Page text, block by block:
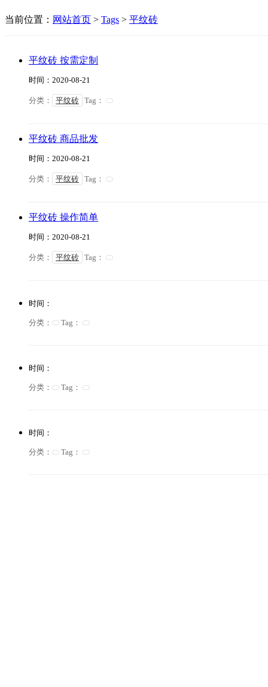
当前位置： 网站首页 > Tags > 平纹砖
平纹砖 按需定制
时间：2020-08-21
分类： 平纹砖 Tag：
平纹砖 商品批发
时间：2020-08-21
分类： 平纹砖 Tag：
平纹砖 操作简单
时间：2020-08-21
分类： 平纹砖 Tag：
时间：
分类： Tag：
时间：
分类： Tag：
时间：
分类： Tag：